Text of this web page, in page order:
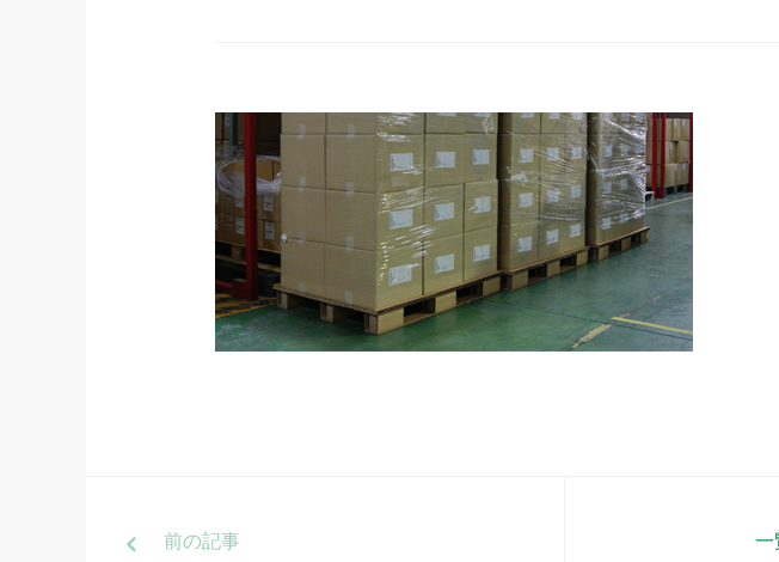
前の記事 一